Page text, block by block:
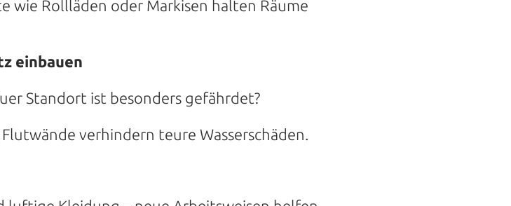
wie Rollläden oder Markisen halten Räume
einbauen
Standort ist besonders gefährdet?
verhindern teure Wasserschäden.